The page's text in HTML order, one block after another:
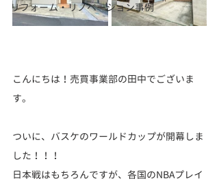
リフォーム・リノベーション事例
こんにちは！売買事業部の田中でございま
す。
ついに、バスケのワールドカップが開幕しま
した！！！
日本戦はもちろんですが、各国のNBAプレイ